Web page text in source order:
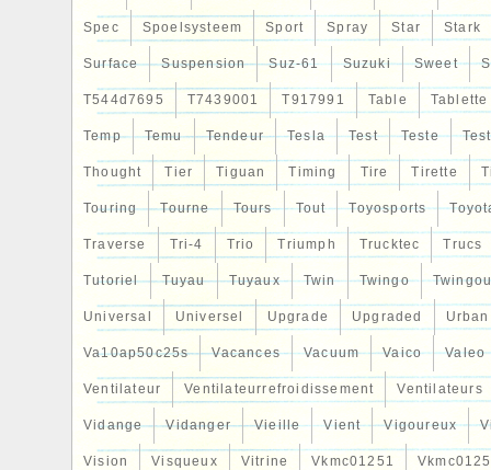
Spec Spoelsysteem Sport Spray Star Stark
Surface Suspension Suz-61 Suzuki Sweet
T544d7695 T7439001 T917991 Table Tablette
Temp Temu Tendeur Tesla Test Teste
Thought Tier Tiguan Timing Tire Tirette
Touring Tourne Tours Tout Toyosports
Traverse Tri-4 Trio Triumph Trucktec Trucs
Tutoriel Tuyau Tuyaux Twin Twingo
Universal Universel Upgrade Upgraded Urban
Va10ap50c25s Vacances Vacuum Vaico Valeo
Ventilateur Ventilateurrefroidissement Ventilateurs
Vidange Vidanger Vieille Vient Vigoureux
Vision Visqueux Vitrine Vkmc01251